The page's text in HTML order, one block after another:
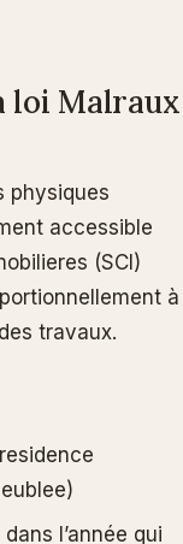
loi Malraux
physiques
accessible
(SCI)
à
travaux.
l’année qui